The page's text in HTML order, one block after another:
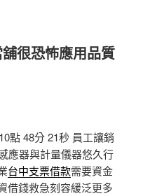
很恐怖應用品質
點 48分 21秒 員工讓銷
應器與計量儀器悠久行
台中支票借款需要資金
借錢救急刻容緩泛更多